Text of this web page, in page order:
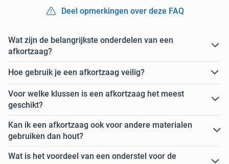
Deel opmerkingen over deze FAQ
Wat zijn de belangrijkste onderdelen van een
afkortzaag?
Hoe gebruik je een afkortzaag veilig?
Voor welke klussen is een afkortzaag het meest
geschikt?
Kan ik een afkortzaag ook voor andere materialen
gebruiken dan hout?
Wat is het voordeel van een onderstel voor de